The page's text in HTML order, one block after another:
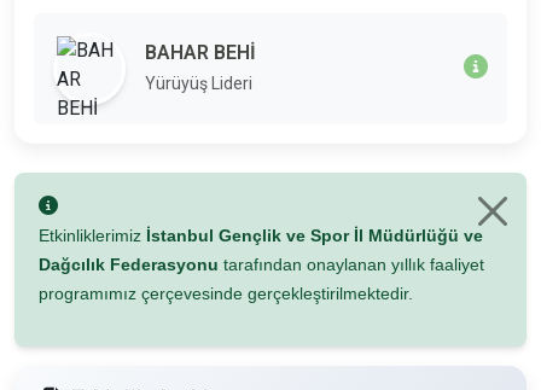
BAHAR BEHİ
Yürüyüş Lideri
Etkinliklerimiz İstanbul Gençlik ve Spor İl Müdürlüğü ve
Dağcılık Federasyonu tarafından onaylanan yıllık faaliyet
programımız çerçevesinde gerçekleştirilmektedir.